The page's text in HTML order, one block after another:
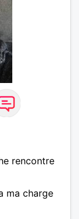
rencontre
ma charge